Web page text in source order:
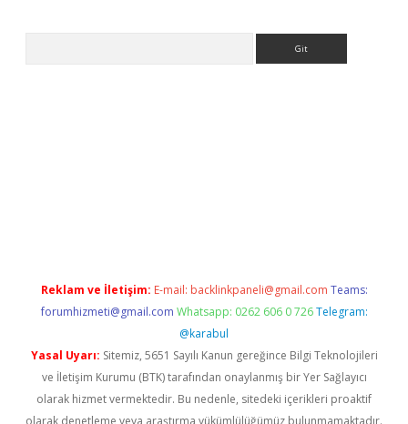
Reklam ve İletişim: E-mail: backlinkpaneli@gmail.com Teams:
forumhizmeti@gmail.com Whatsapp: 0262 606 0 726 Telegram:
@karabul
Yasal Uyarı: Sitemiz, 5651 Sayılı Kanun gereğince Bilgi Teknolojileri
ve İletişim Kurumu (BTK) tarafından onaylanmış bir Yer Sağlayıcı
olarak hizmet vermektedir. Bu nedenle, sitedeki içerikleri proaktif
olarak denetleme veya araştırma yükümlülüğümüz bulunmamaktadır.